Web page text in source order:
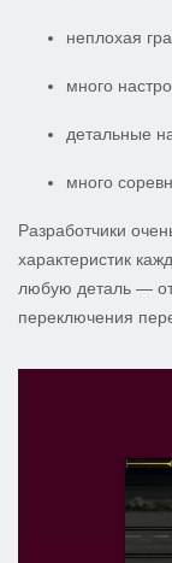
неплохая
много
детальные
много
Разработчики
характеристик
любую деталь — от
переключения